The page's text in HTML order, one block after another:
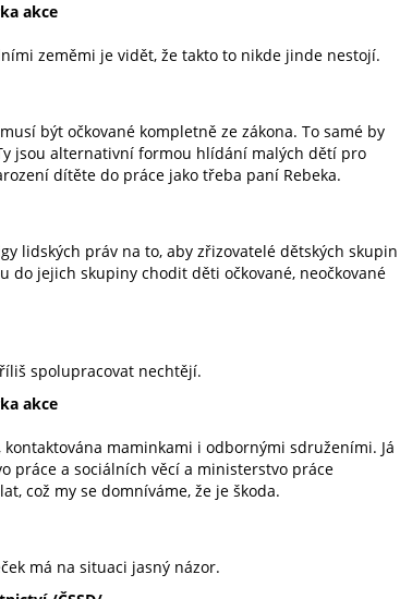
akce
zeměmi je vidět, že takto to nikde jinde nestojí.
být očkované kompletně ze zákona. To samé by
jsou alternativní formou hlídání malých dětí pro
dítěte do práce jako třeba paní Rebeka.
lidských práv na to, aby zřizovatelé dětských skupin
do jejich skupiny chodit děti očkované, neočkované
spolupracovat nechtějí.
akce
maminkami i odbornými sdruženími. Já
práce a sociálních věcí a ministerstvo práce
což my se domníváme, že je škoda.
má na situaci jasný názor.